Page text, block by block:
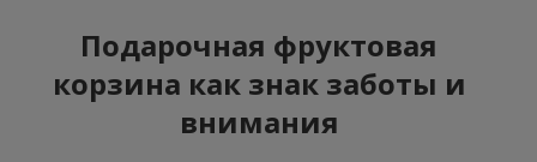
Подарочная фруктовая
корзина как знак заботы и
внимания